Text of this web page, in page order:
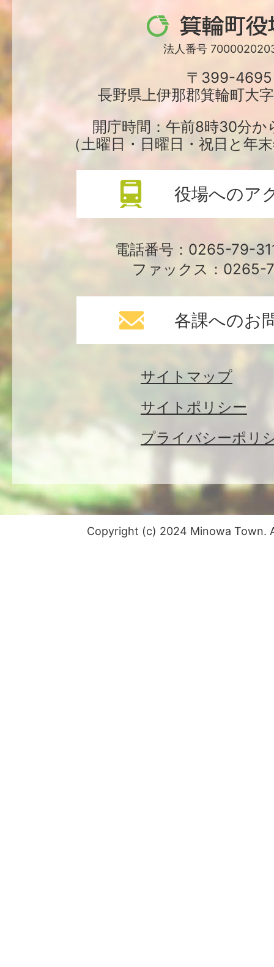
箕
輪
役
場
法人番号
〒399-4695
長野県上伊那郡箕輪町大
開庁時間：午前8時30分か
（土曜日・日曜日・祝日と年
役場へのア
電話番号：0265-79-
ファックス：0265-
各課へのお
サイトマップ
サイトポリシー
プライバシーポリ
Copyright (c) 2024 Minowa Town.